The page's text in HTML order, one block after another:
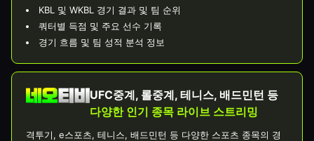
KBL 및 WKBL 경기 결과 및 팀 순위
쿼터별 득점 및 주요 선수 기록
경기 흐름 및 팀 성적 분석 정보
UFC중계, 롤중계, 테니스, 배드민턴 등
다양한 인기 종목 라이브 스트리밍
격투기, e스포츠, 테니스, 배드민턴 등 다양한 스포츠 종목의 경